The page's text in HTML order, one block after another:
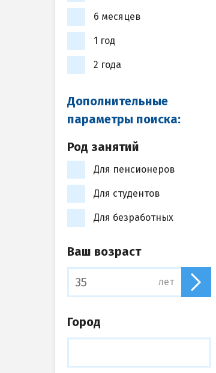
6 месяцев
1 год
2 года
Дополнительные
параметры поиска:
Род занятий
Для пенсионеров
Для студентов
Для безработных
Ваш возраст
лет
Город